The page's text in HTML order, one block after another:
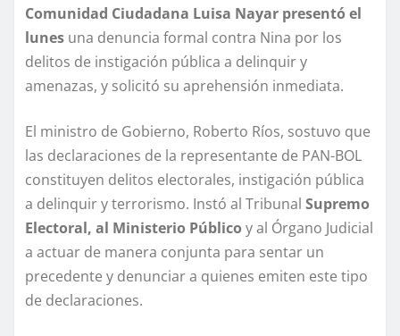
Comunidad Ciudadana Luisa Nayar presentó el
lunes una denuncia formal contra Nina por los
delitos de instigación pública a delinquir y
amenazas, y solicitó su aprehensión inmediata.
El ministro de Gobierno, Roberto Ríos, sostuvo que
las declaraciones de la representante de PAN-BOL
constituyen delitos electorales, instigación pública
a delinquir y terrorismo. Instó al Tribunal Supremo
Electoral, al Ministerio Público y al Órgano Judicial
a actuar de manera conjunta para sentar un
precedente y denunciar a quienes emiten este tipo
de declaraciones.